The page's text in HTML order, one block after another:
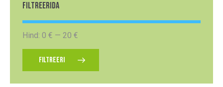
FILTREERIDA
FILTREERI
Hind: 0 € — 20 €